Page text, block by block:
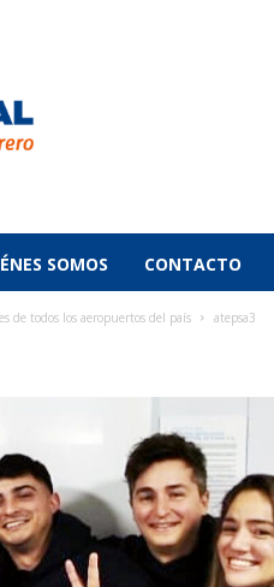
SOMOS CONTACTO
de todos los aeropuertos del país atepsa3